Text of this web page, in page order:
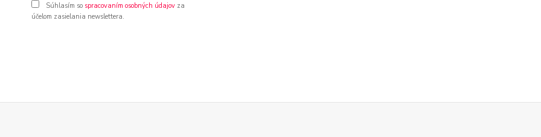
Súhlasím so spracovaním osobných údajov za
účelom zasielania newslettera.